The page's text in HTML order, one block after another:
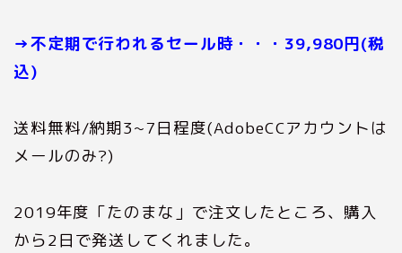
→不定期で行われるセール時・・・39,980円(税
込)
送料無料/納期3~7日程度(AdobeCCアカウントは
メールのみ?)
2019年度「たのまな」で注文したところ、購入
から2日で発送してくれました。